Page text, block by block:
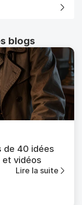
blogs
de 40 idées
vidéos
Lire la suite